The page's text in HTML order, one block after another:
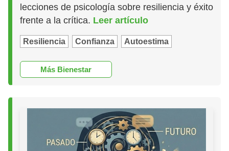
lecciones de psicología sobre resiliencia y éxito
frente a la crítica. Leer artículo
Resiliencia Confianza Autoestima
Más Bienestar